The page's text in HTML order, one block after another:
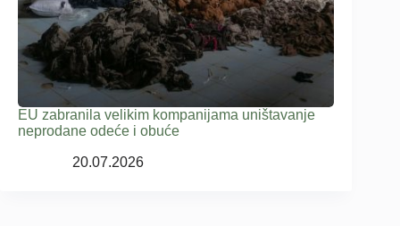
EU zabranila velikim kompanijama uništavanje
neprodane odeće i obuće
20.07.2026